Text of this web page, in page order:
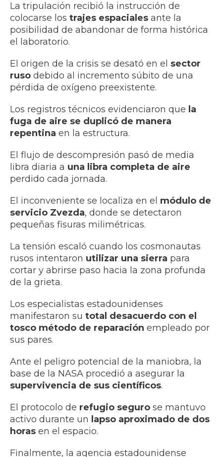
La tripulación recibió la instrucción de
colocarse los trajes espaciales ante la
posibilidad de abandonar de forma histórica
el laboratorio.
El origen de la crisis se desató en el sector
ruso debido al incremento súbito de una
pérdida de oxígeno preexistente.
Los registros técnicos evidenciaron que la
fuga de aire se duplicó de manera
repentina en la estructura.
El flujo de descompresión pasó de media
libra diaria a una libra completa de aire
perdido cada jornada.
El inconveniente se localiza en el módulo de
servicio Zvezda, donde se detectaron
pequeñas fisuras milimétricas.
La tensión escaló cuando los cosmonautas
rusos intentaron utilizar una sierra para
cortar y abrirse paso hacia la zona profunda
de la grieta.
Los especialistas estadounidenses
manifestaron su total desacuerdo con el
tosco método de reparación empleado por
sus pares.
Ante el peligro potencial de la maniobra, la
base de la NASA procedió a asegurar la
supervivencia de sus científicos.
El protocolo de refugio seguro se mantuvo
activo durante un lapso aproximado de dos
horas en el espacio.
Finalmente, la agencia estadounidense